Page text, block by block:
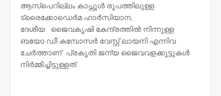
ആസ്പെറില്ലം കാപ്സൂൾ രൂപത്തിലുള്ള
ട്രൈക്കോഡെർമ ഹാർസിയാന,
ദേശീയ ജൈവകൃഷി കേന്ദ്രത്തിൽ നിന്നുള്ള
ബയോ ഡീ കമ്പോസർ വേസ്റ്റ് ലായനി എന്നിവ
ചേർത്താണ് പ്രകൃതി ജന്യ ജൈവവളക്കൂട്ടുകൾ
നിർമ്മിച്ചിട്ടുള്ളത്.